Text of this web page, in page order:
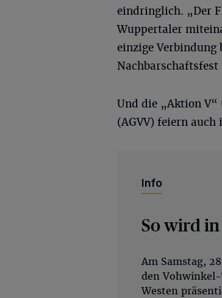
eindringlich. „Der
Wuppertaler
einzige
Und die „Aktion
(AGVV) feiern auch
Info
So wird
Am Samstag,
den Vohwinkel-
Westen